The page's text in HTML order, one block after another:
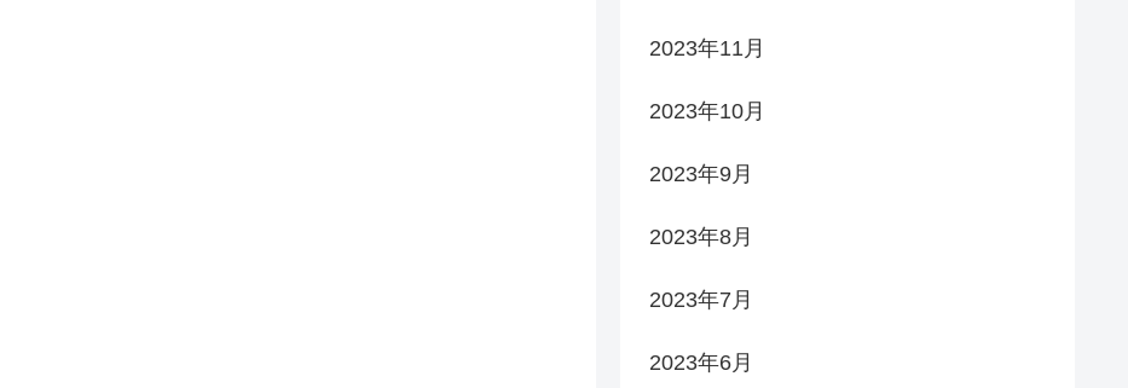
2023年11月
2023年10月
2023年9月
2023年8月
2023年7月
2023年6月